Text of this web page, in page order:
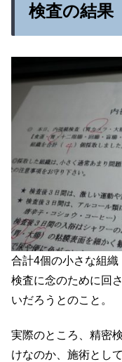
検査の結果
合計4個の小さな組
検査に念のために回
いだろうとのこと。
実際のところ、精密
けなのか、施術とし